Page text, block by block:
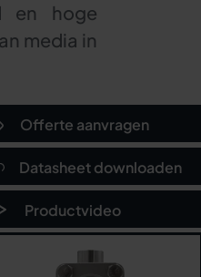
Offerte aanvragen
Datasheet downloaden
Productvideo
en hoge
media in